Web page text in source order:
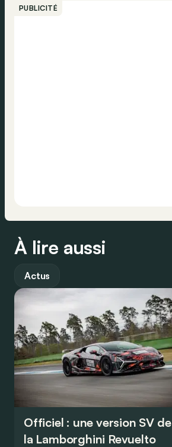
PUBLICITÉ
À lire aussi
Actus
Officiel : une version SV de
la Lamborghini Revuelto